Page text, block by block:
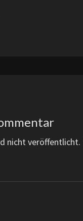
nicht veröffentlicht.